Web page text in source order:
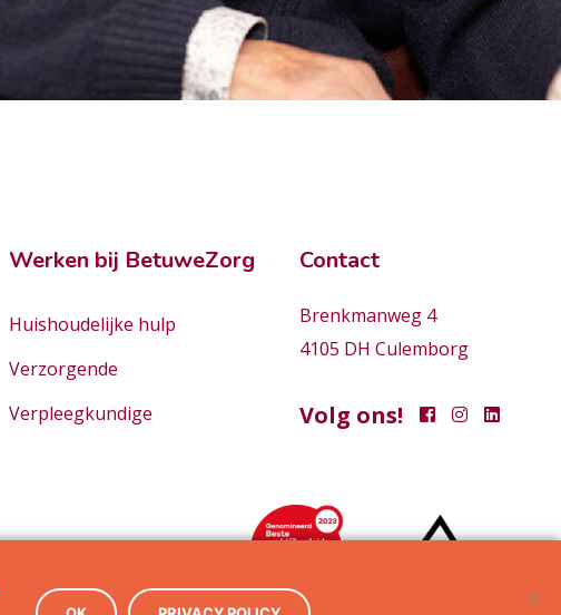
Werken bij BetuweZorg
Huishoudelijke hulp
Verzorgende
Verpleegkundige
Contact
Brenkmanweg 4
4105 DH Culemborg
Volg ons!